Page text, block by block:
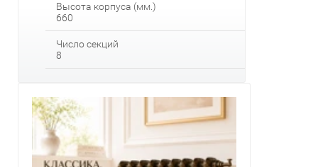
Высота корпуса (мм.)
660
Число секций
8